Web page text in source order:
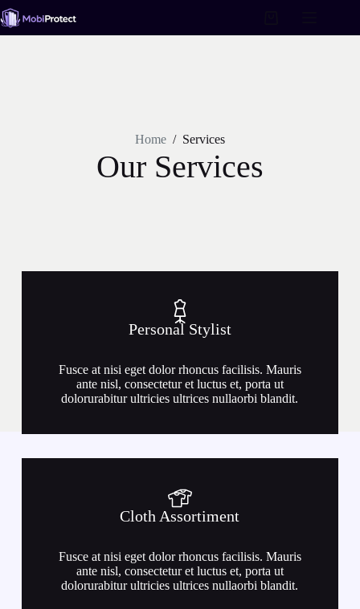
Home / Services
Our Services​
Personal Stylist
Fusce at nisi eget dolor rhoncus facilisis. Mauris
ante nisl, consectetur et luctus et, porta ut
dolorurabitur ultricies ultrices nullaorbi blandit.
Cloth Assortiment
Fusce at nisi eget dolor rhoncus facilisis. Mauris
ante nisl, consectetur et luctus et, porta ut
dolorurabitur ultricies ultrices nullaorbi blandit.